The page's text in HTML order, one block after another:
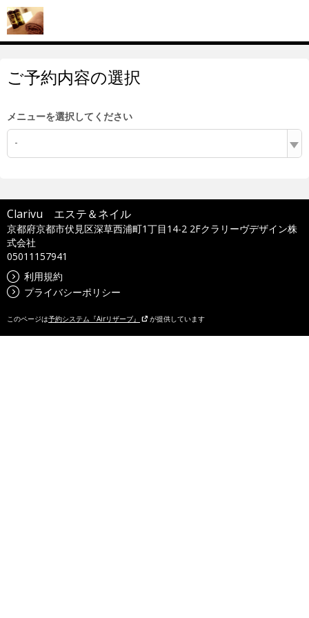
ご予約内容の選択
メニューを選択してください
-
Clarivu エステ＆ネイル
京都府京都市伏見区深草西浦町1丁目14-2 2Fクラリーヴデザイン株
式会社
05011157941
利用規約
プライバシーポリシー
このページは予約システム『Airリザーブ』 が提供しています